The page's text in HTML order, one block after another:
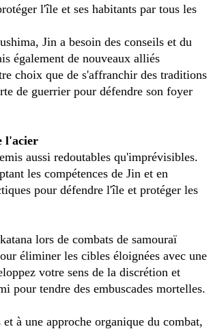
l'île et ses habitants par tous les
Jin a besoin des conseils et du
également de nouveaux alliés
choix que de s'affranchir des traditions
de guerrier pour défendre son foyer
l'acier
aussi redoutables qu'imprévisibles.
les compétences de Jin et en
pour défendre l'île et protéger les
lors de combats de samouraï
éliminer les cibles éloignées avec une
votre sens de la discrétion et
pour tendre des embuscades mortelles.
à une approche organique du combat,